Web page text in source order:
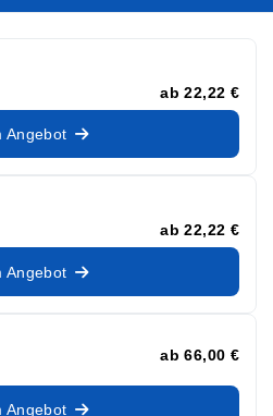
ab 22,22 €
Angebot
ab 22,22 €
Angebot
ab 66,00 €
Angebot